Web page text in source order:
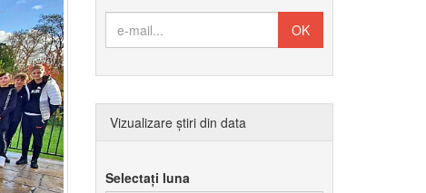
Vizualizare știri din data
Selectați luna